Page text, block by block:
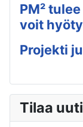
PM²
voit
Projekti
Tilaa